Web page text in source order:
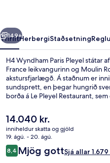
Næsta
149+
YfirlitHerbergiStaðsetning
H4 Wyndham Paris Pleyel státar
France leikvangurinn og Moulin
akstursfjarlægð. Á staðnum er
sundsprett, en þegar hungrið
borða á Le Pleyel Restaurant,
fyrir hádegisverð og kvöldverð. Á
barir/setustofur, líkamsrækt sem
skyndibitastaður/sælkeraverslun.
komast í almenningssamgöngur:
nokkurra skrefa fjarlægð og Saint-
mínútna göngufjarlægð.
Núverandi
verð
er
14.040 kr.
14.040 kr.
inniheldur skatta og gjöld
19. ágú. - 20. ágú.
Umsagnir
8,48,4 af 10
Mjög gottSjá allar